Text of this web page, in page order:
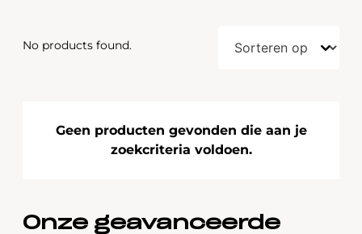
No products found.
Geen producten gevonden die aan je
zoekcriteria voldoen.
Onze geavanceerde